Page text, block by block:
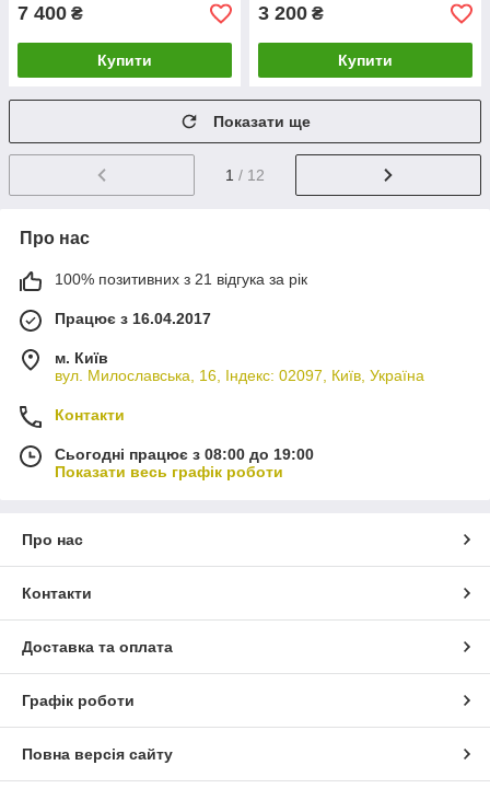
7 400 ₴
Купити
3 200 ₴
Купити
Показати ще
1 / 12
Про нас
100% позитивних з 21 відгука за рік
Працює з 16.04.2017
м. Київ
вул. Милославська, 16, Індекс: 02097, Київ, Україна
Контакти
Сьогодні працює з 08:00 до 19:00
Показати весь графік роботи
Про нас
Контакти
Доставка та оплата
Графік роботи
Повна версія сайту